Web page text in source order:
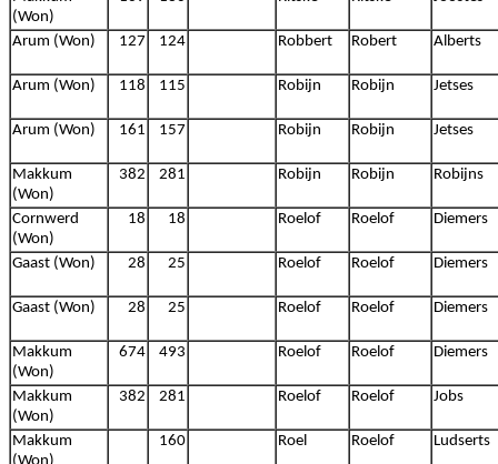
(Won)
Arum (Won) 127 124 Robbert Robert Alberts
Arum (Won) 118 115 Robijn Robijn Jetses
Arum (Won) 161 157 Robijn Robijn Jetses
Makkum
(Won)
382 281 Robijn Robijn Robijns
Cornwerd
(Won)
18 18 Roelof Roelof Diemers
Gaast (Won) 28 25 Roelof Roelof Diemers
Gaast (Won) 28 25 Roelof Roelof Diemers
Makkum
(Won)
674 493 Roelof Roelof Diemers
Makkum
(Won)
382 281 Roelof Roelof Jobs
Makkum
160 Roel Roelof Ludserts